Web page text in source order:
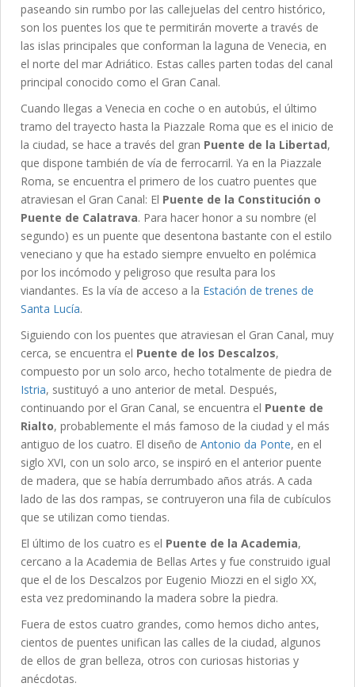
paseando sin rumbo por las callejuelas del centro histórico,
son los puentes los que te permitirán moverte a través de
las islas principales que conforman la laguna de Venecia, en
el norte del mar Adriático. Estas calles parten todas del canal
principal conocido como el Gran Canal.
Cuando llegas a Venecia en coche o en autobús, el último
tramo del trayecto hasta la Piazzale Roma que es el inicio de
la ciudad, se hace a través del gran Puente de la Libertad,
que dispone también de vía de ferrocarril. Ya en la Piazzale
Roma, se encuentra el primero de los cuatro puentes que
atraviesan el Gran Canal: El Puente de la Constitución o
Puente de Calatrava. Para hacer honor a su nombre (el
segundo) es un puente que desentona bastante con el estilo
veneciano y que ha estado siempre envuelto en polémica
por los incómodo y peligroso que resulta para los
viandantes. Es la vía de acceso a la Estación de trenes de
Santa Lucía.
Siguiendo con los puentes que atraviesan el Gran Canal, muy
cerca, se encuentra el Puente de los Descalzos,
compuesto por un solo arco, hecho totalmente de piedra de
Istria, sustituyó a uno anterior de metal. Después,
continuando por el Gran Canal, se encuentra el Puente de
Rialto, probablemente el más famoso de la ciudad y el más
antiguo de los cuatro. El diseño de Antonio da Ponte, en el
siglo XVI, con un solo arco, se inspiró en el anterior puente
de madera, que se había derrumbado años atrás. A cada
lado de las dos rampas, se contruyeron una fila de cubículos
que se utilizan como tiendas.
El último de los cuatro es el Puente de la Academia,
cercano a la Academia de Bellas Artes y fue construido igual
que el de los Descalzos por Eugenio Miozzi en el siglo XX,
esta vez predominando la madera sobre la piedra.
Fuera de estos cuatro grandes, como hemos dicho antes,
cientos de puentes unifican las calles de la ciudad, algunos
de ellos de gran belleza, otros con curiosas historias y
anécdotas.